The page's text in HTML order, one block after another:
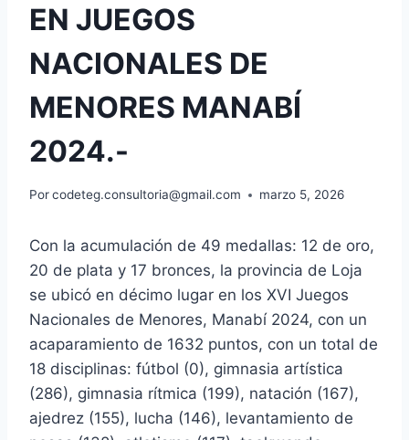
EN JUEGOS
NACIONALES DE
MENORES MANABÍ
2024.-
Porcodeteg.consultoria@gmail.com marzo 5, 2026
Con la acumulación de 49 medallas: 12 de oro,
20 de plata y 17 bronces, la provincia de Loja
se ubicó en décimo lugar en los XVI Juegos
Nacionales de Menores, Manabí 2024, con un
acaparamiento de 1632 puntos, con un total de
18 disciplinas: fútbol (0), gimnasia artística
(286), gimnasia rítmica (199), natación (167),
ajedrez (155), lucha (146), levantamiento de